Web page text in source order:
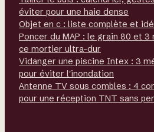
éviter pour une haie dense
Objet en c : liste complète et
Poncer du MAP : le grain 80 et
ce mortier ultra-dur
Vidanger une piscine Intex : 3
pour éviter l'inondation
Antenne TV sous combles : 4
pour une réception TNT sans